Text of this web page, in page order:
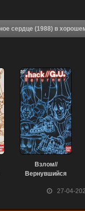
Аниме Старинное
27-04-
Взлом//
Вернувшийся